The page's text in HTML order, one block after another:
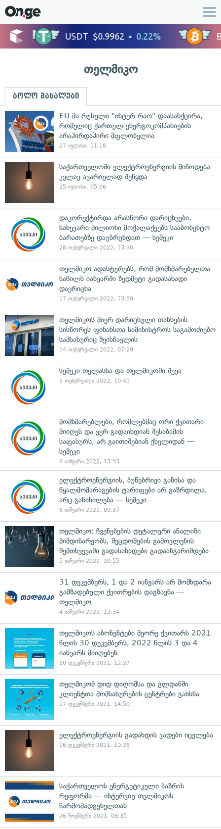
თელმიკო
ბოლო მასალები
EU-მა რუსული "ინტერ რაო" დაასანქცირა,
რომელიც ქართულ ენერგოკომპანიების
არაპირდაპირი მფლობელია
27 ივლისი, 11:18
საქართველოში ელექტროენერგიის მიწოდება
კვლავ ავარიულად შეწყდა
25 ივლისი, 05:06
დაკორექტირდა არასწორი დარიცხვები,
ნახევარი მილიონი მოქალაქეებს სააბონენტო
ბარათებზე დაუბრუნდათ — სემეკი
28 თებერვალი 2022, 13:30
თელმიკო ადასტურებს, რომ მომხმარებელთა
ნაწილს იანვარში ზედმეტი გადასახადი
დაერიცხა
17 თებერვალი 2022, 13:50
თელმიკოს მიერ დარიცხული თანხების
სისწორეს ფინანსთა სამინისტროს საგამოძიებო
სამსახურიც შეისწავლის
14 თებერვალი 2022, 07:29
სემეკი თელასსა და თელმიკოში შევა
3 თებერვალი 2022, 10:41
მომხმარებლები, რომლებმაც ორი ქვითარი
მიიღეს და ვერ გადაიხდიან შესაბამის
საფასურს, არ გაითიშებიან ქსელიდან —
სემეკი
6 იანვარი 2022, 13:53
ელექტროენერგიის, ბუნებრივი გაზისა და
წყალმომარაგების ტარიფები არ გაზრდილა,
არც განიხილება — სემეკი
6 იანვარი 2022, 09:37
თელმიკო: ჩვენებების დეტალური ანალიზი
მიმდინარეობს, შეცდომების გამოვლენის
შემთხვევაში გადასახადები გადაანგარიშდება
5 იანვარი 2022, 20:55
31 დეკემბერს, 1 და 2 იანვარს არ მომხდარა
გამზადებული ქვითრების დაგზავნა —
თელმიკო
4 იანვარი 2022, 12:34
თელმიკოს აბონენტები მეორე ქვითარს 2021
წლის 30 დეკემბერს, 2022 წლის 3 და 4
იანვარს მიიღებენ
30 დეკემბერი 2021, 12:27
თელმიკომ დიდ დიღომსა და გლდანში
კლიენტთა მომსახურების ცენტრები გახსნა
17 დეკემბერი 2021, 14:50
ელექტროენერგიის გადახდის ვადები იცვლება
16 დეკემბერი 2021, 10:26
საქართველოს ენერგეტიკული ბაზრის
რეფორმა — ინტერვიუ თელმიკოს
წარმომადგენელთან
26 ნოემბერი 2021, 08:35